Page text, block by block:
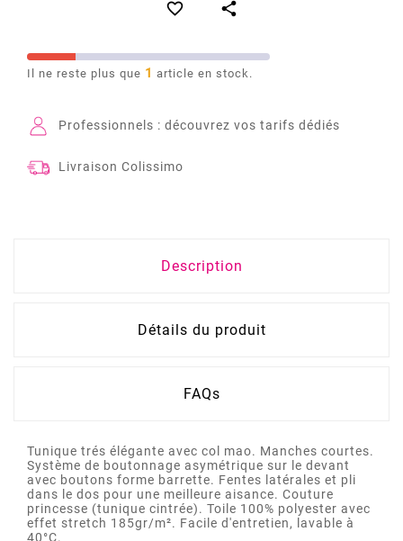
 
Il ne reste plus que 1 article en stock.
Professionnels : découvrez vos tarifs dédiés
Livraison Colissimo
Description
Détails du produit
FAQs
Tunique trés élégante avec col mao. Manches courtes.
Système de boutonnage asymétrique sur le devant
avec boutons forme barrette. Fentes latérales et pli
dans le dos pour une meilleure aisance. Couture
princesse (tunique cintrée). Toile 100% polyester avec
effet stretch 185gr/m². Facile d'entretien, lavable à
40°C.